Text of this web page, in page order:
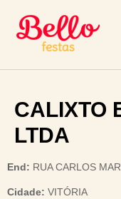
CALIXTO
LTDA
End: RUA CARLOS
Cidade: VITÓRIA